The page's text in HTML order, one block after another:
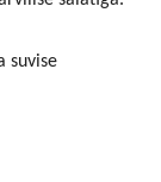
suvise